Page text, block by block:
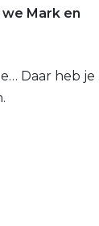
Mark en
Daar heb je